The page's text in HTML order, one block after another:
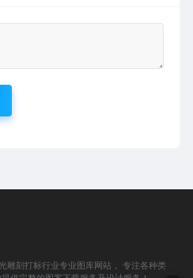
雕刻打标行业专业图库网站， 专注各种类